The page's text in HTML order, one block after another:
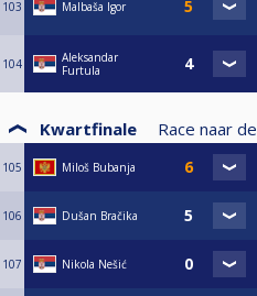
103 Malbaša Igor
104
Aleksandar
Furtula
Kwartfinale Race naar de
105 Miloš Bubanja
106 Dušan Bračika
107 Nikola Nešić